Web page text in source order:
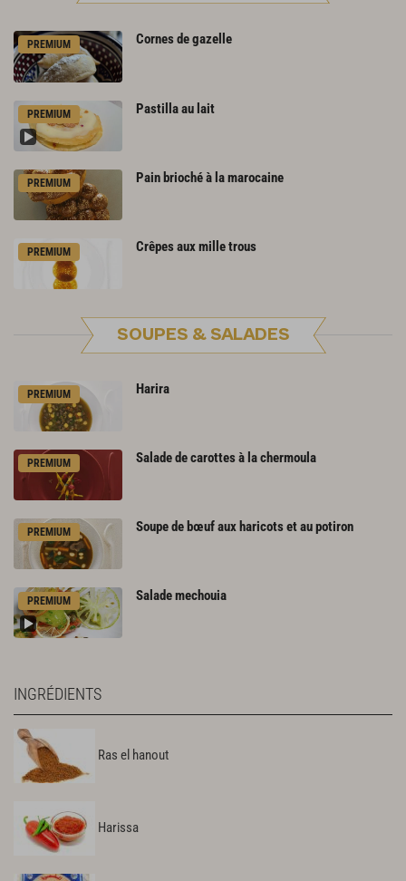
PREMIUM Cornesdegazelle
PREMIUM Pastillaau lait
PREMIUM Pain briochéà lamarocaine
PREMIUM Crêpesauxmilletrous
SOUPES & SALADES
PREMIUM Harira
PREMIUM Saladedecarottesà lachermoula
PREMIUM Soupede bœufaux haricotsetaupotiron
PREMIUM Salademechouia
INGRÉDIENTS
Ras el hanout
Harissa